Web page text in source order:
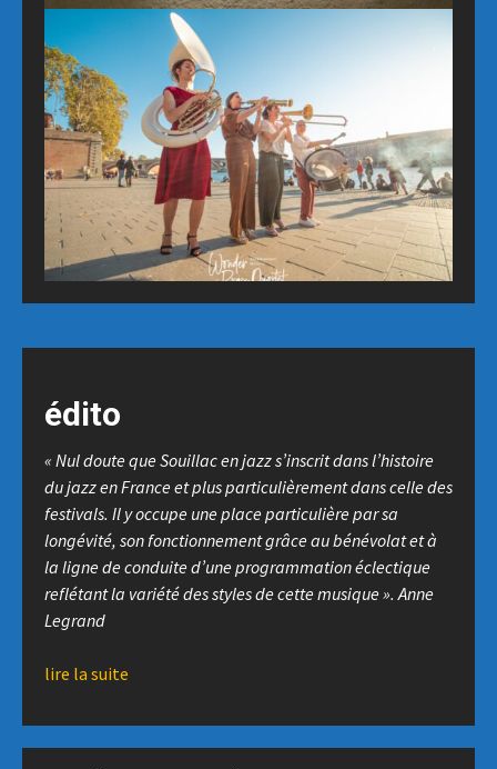
Date
édito
« Nul doute que Souillac en jazz s’inscrit dans l’histoire
du jazz en France et plus particulièrement dans celle des
festivals. Il y occupe une place particulière par sa
longévité, son fonctionnement grâce au bénévolatet à
la ligne de conduite d’une programmation éclectique
reflétant la variété des styles de cette musique ». Anne
Legrand
lire la suite